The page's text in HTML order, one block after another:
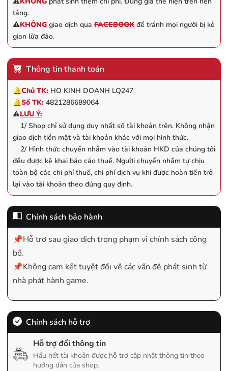
tảng.
⚠️KHÔNG giao dịch qua FACEBOOK để tránh mọi người bị kẻ
gian lừa đảo.
Thông tin thanh toán
🔔Chủ TK: HO KINH DOANH LQ247
🔔Số TK: 4821286689064
⚠️LƯU Ý:
1/ Shop chỉ sử dụng duy nhất số tài khoản trên. Không nhận
giao dịch tiền mặt và tài khoản khác với mọi hình thức.
2/ Hình thức chuyển nhầm vào tài khoản HKD của chúng tôi
đều được kê khai báo cáo thuế. Người chuyển nhầm tự chịu
toàn bộ các chi phí thuế, chi phí dịch vụ khi được hoàn tiền trở
lại vào tài khoản theo đúng quy định.
Chính sách bảo hành
📌Hỗ trợ sau giao dịch trong phạm vi chính sách công
bố.
📌Không cam kết tuyệt đối về các vấn đề phát sinh từ
nhà phát hành game.
Chính sách hỗ trợ
Hỗ trợ đổi thông tin
Hầu hết tài khoản được hỗ trợ cập nhật thông tin theo
hướng dẫn của shop.